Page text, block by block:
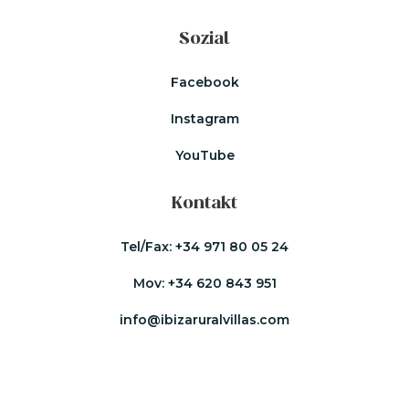
Sozial
Facebook
Instagram
YouTube
Kontakt
Tel/Fax: +34 971 80 05 24
Mov: +34 620 843 951
info@ibizaruralvillas.com